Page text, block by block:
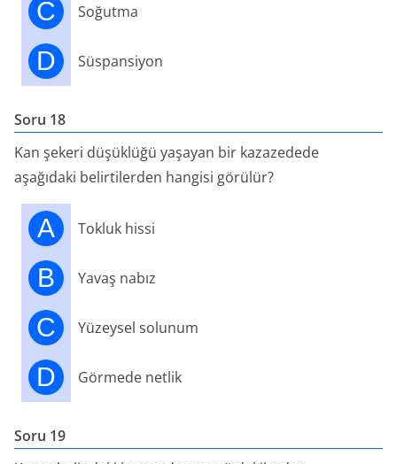
C Soğutma
D Süspansiyon
Soru 18
Kan şekeri düşüklüğü yaşayan bir kazazedede
aşağıdaki belirtilerden hangisi görülür?
A Tokluk hissi
B Yavaş nabız
C Yüzeysel solunum
D Görmede netlik
Soru 19